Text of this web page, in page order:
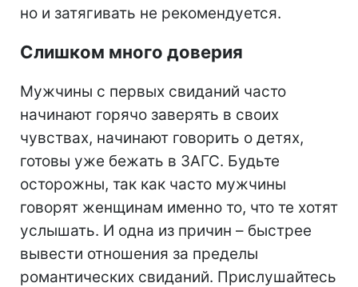
но и затягивать не рекомендуется.
Слишком много доверия
Мужчины с первых свиданий часто
начинают горячо заверять в своих
чувствах, начинают говорить о детях,
готовы уже бежать в ЗАГС. Будьте
осторожны, так как часто мужчины
говорят женщинам именно то, что те хотят
услышать. И одна из причин – быстрее
вывести отношения за пределы
романтических свиданий. Прислушайтесь